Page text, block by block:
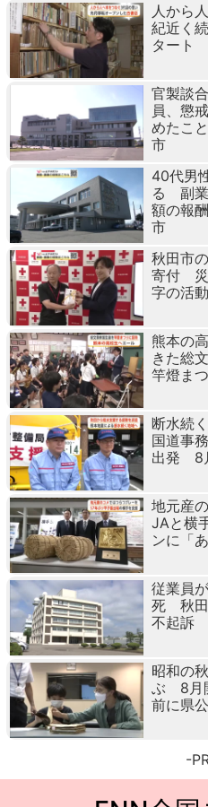
人から
紀近く
タート
官製談
員、懲
めたこ
市
40代男
る 副
額の報
市
秋田市
寄付 災
字の活
熊本の
きた総
竿燈ま
断水続
国道事
出発 8
地元産
JAと横
ンに「
従業員
死 秋田
不起訴
昭和の
ぶ 8月
前に県
-